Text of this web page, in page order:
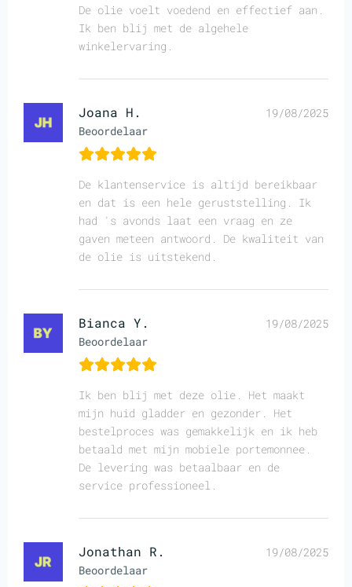
De olie voelt voedend en effectief aan.
Ik ben blij met de algehele
winkelervaring.
Joana H.
Beoordelaar
19/08/2025
De klantenservice is altijd bereikbaar
en dat is een hele geruststelling. Ik
had 's avonds laat een vraag en ze
gaven meteen antwoord. De kwaliteit van
de olie is uitstekend.
Bianca Y.
Beoordelaar
19/08/2025
Ik ben blij met deze olie. Het maakt
mijn huid gladder en gezonder. Het
bestelproces was gemakkelijk en ik heb
betaald met mijn mobiele portemonnee.
De levering was betaalbaar en de
service professioneel.
Jonathan R.
Beoordelaar
19/08/2025